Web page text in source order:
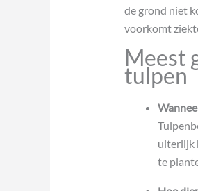
de grond niet
voorkomt
Meest
tulpen
uiterlijk
te